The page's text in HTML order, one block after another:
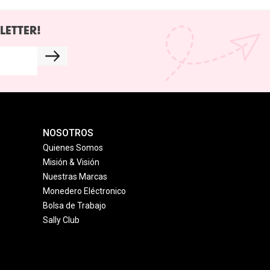
NOSOTROS
Quienes Somos
Misión & Visión
Nuestras Marcas
Monedero Eléctronico
Bolsa de Trabajo
Sally Club